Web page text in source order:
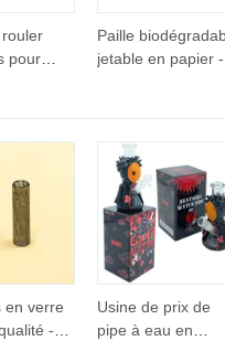
pour
Paille
jetable en papier -
en verre
-
Usine de prix de
pipe à eau en